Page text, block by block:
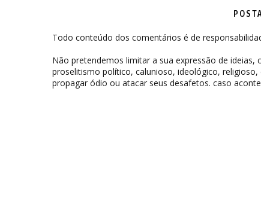
Todo conteúdo dos comentários é de
Não pretendemos limitar a sua expressão de
proselitismo político, calunioso, ideológico,
propagar ódio ou atacar seus desafetos. caso